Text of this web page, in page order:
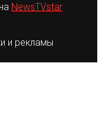
NewsTVstar
и рекламы